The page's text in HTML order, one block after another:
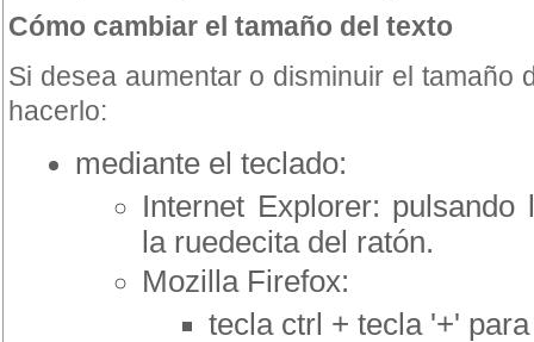
Cómo cambiar el tamaño del texto
Si desea aumentar o disminuir el tamaño
hacerlo:
mediante el teclado:
Internet Explorer:
la ruedecita del ratón.
Mozilla Firefox:
tecla ctrl + tecla '+'